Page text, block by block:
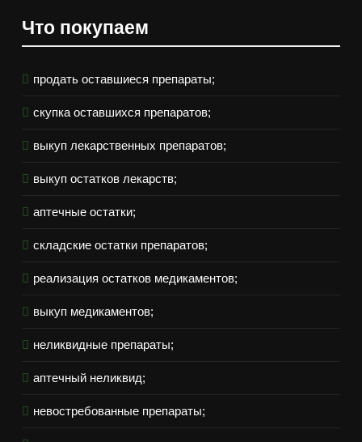
Что покупаем
продать оставшиеся препараты;
скупка оставшихся препаратов;
выкуп лекарственных препаратов;
выкуп остатков лекарств;
аптечные остатки;
складские остатки препаратов;
реализация остатков медикаментов;
выкуп медикаментов;
неликвидные препараты;
аптечный неликвид;
невостребованные препараты;